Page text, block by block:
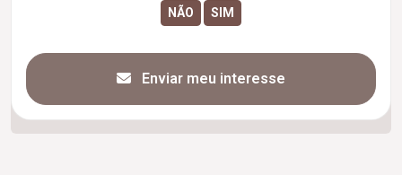
Enviar meu interesse